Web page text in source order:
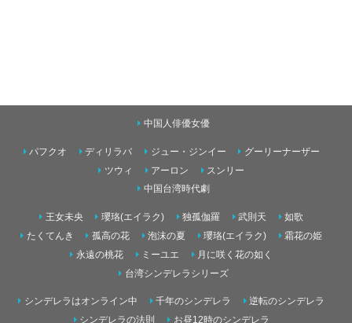
中国人俳優女優
パフクオ ディリラバ ジュー・ジンイー
グーリーナーザー
ツウィ
アーロン
スンリー
中国台湾時代劇
王女未央 瓔珞(エイラク) 独孤伽羅 武則天
如歌
たくてんき
孤高の花 泡沫の夏 瓔珞(エイラク)
霜花の姫
永遠の桃花
ミーユエ
月に咲く花の如く
台湾シンデレラシリーズ
シンデレラはオンライン中 千年のシンデレラ
逆転のシンデレラ
シンデレラの法則
お昼12時のシンデレラ